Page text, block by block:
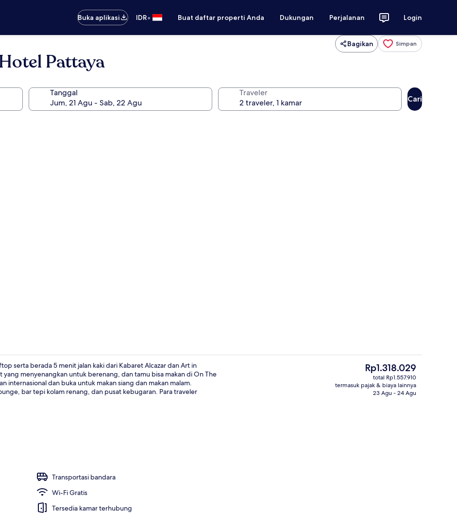
Buka aplikasi
IDR• Buat daftar properti Anda Dukungan Perjalanan Login
Bagikan Simpan
Pattaya
Tanggal Traveler
Cari
Pemandangan dari kamar
serta berada 5 menit jalan kaki dari Kabaret Alcazar dan Art in
menyenangkan untuk berenang, dan tamu bisa makan di On The
internasional dan buka untuk makan siang dan makan malam.
bar tepi kolam renang, dan pusat kebugaran. Para traveler
Transportasi bandara
Wi-Fi Gratis
Tersedia kamar terhubung
Harga
saat
ini
Rp1.318.029
Rp1.318.029
total Rp1.557.910
termasuk pajak & biaya lainnya
23 Agu - 24 Agu